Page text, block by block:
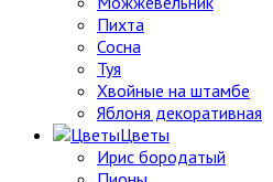
Пихта
Сосна
Туя
Хвойные на штамбе
Яблоня декоративная
Цветы
Ирис бородатый